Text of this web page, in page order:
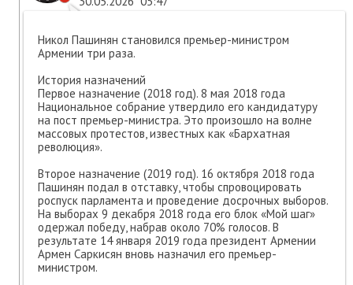
Никол Пашинян становился премьер-министром
Армении три раза.
История назначений
Первое назначение (2018 год). 8 мая 2018 года
Национальное собрание утвердило его кандидатуру
на пост премьер-министра. Это произошло на волне
массовых протестов, известных как «Бархатная
революция».
Второе назначение (2019 год). 16 октября 2018 года
Пашинян подал в отставку, чтобы спровоцировать
роспуск парламента и проведение досрочных выборов.
На выборах 9 декабря 2018 года его блок «Мой шаг»
одержал победу, набрав около 70% голосов. В
результате 14 января 2019 года президент Армении
Армен Саркисян вновь назначил его премьер-
министром.